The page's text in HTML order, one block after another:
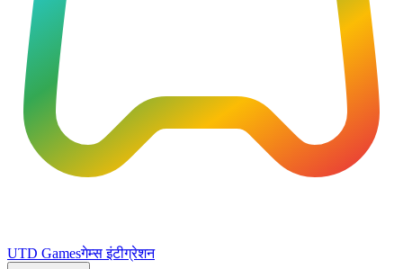
UTD Gamesगेम्स इंटीग्रेशन